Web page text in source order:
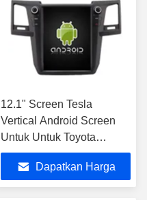
12.1" Screen Tesla
Vertical Android Screen
Untuk Untuk Toyota
Fortuner Hilux 2004-2015
AUTO A/C Car Multimedia
Stereo GPS Carplay
Dapatkan Harga